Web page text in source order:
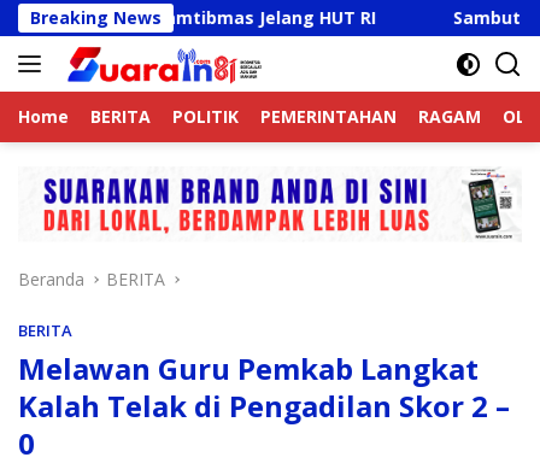
Langsung
ke
konten
Breaking News
Kamtibmas Jelang HUT RI Sambut HUT RI Ke-81,
Home BERITA POLITIK PEMERINTAHAN RAGAM
Beranda BERITA
BERITA
Melawan Guru Pemkab Langkat
Kalah Telak di Pengadilan Skor 2 –
0